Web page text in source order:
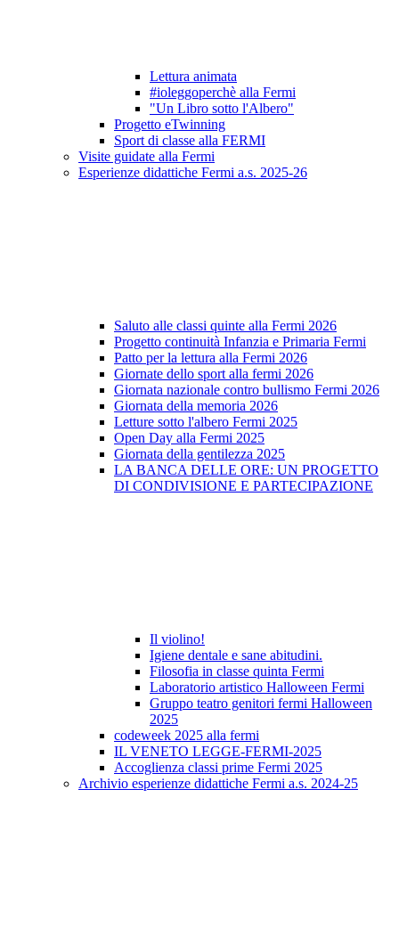
Lettura animata
#ioleggoperchè alla Fermi
"Un Libro sotto l'Albero"
Progetto eTwinning
Sport di classe alla FERMI
Visite guidate alla Fermi
Esperienze didattiche Fermi a.s. 2025-26
Saluto alle classi quinte alla Fermi 2026
Progetto continuità Infanzia e Primaria Fermi
Patto per la lettura alla Fermi 2026
Giornate dello sport alla fermi 2026
Giornata nazionale contro bullismo Fermi 2026
Giornata della memoria 2026
Letture sotto l'albero Fermi 2025
Open Day alla Fermi 2025
Giornata della gentilezza 2025
LA BANCA DELLE ORE: UN PROGETTO
DI CONDIVISIONE E PARTECIPAZIONE
Il violino!
Igiene dentale e sane abitudini.
Filosofia in classe quinta Fermi
Laboratorio artistico Halloween Fermi
Gruppo teatro genitori fermi Halloween
2025
codeweek 2025 alla fermi
IL VENETO LEGGE-FERMI-2025
Accoglienza classi prime Fermi 2025
Archivio esperienze didattiche Fermi a.s. 2024-25